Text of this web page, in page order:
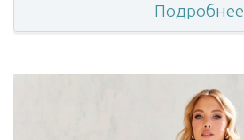
Подробнее